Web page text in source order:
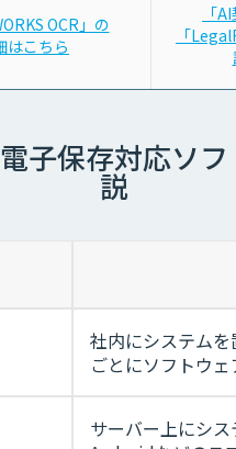
OCR」の
はこちら
「
「
子保存対応ソ
説
社内にシステム
ごとにソフトウ
サーバー上にシ